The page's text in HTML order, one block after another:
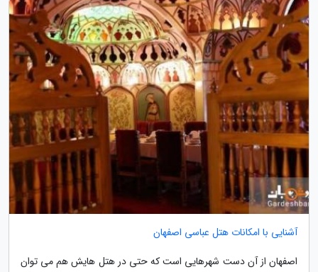
آشنایی با امکانات هتل عباسی اصفهان
اصفهان از آن دست شهرهایی است که حتی در هتل هایش هم می توان